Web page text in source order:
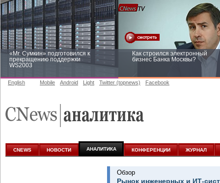
«Mr. Сумкин» подготовился к
прекращению поддержки
WS2003
Как строился электронный
бизнес Банка Москвы?
аналитике
English Mobile Android Light Twitter (topnews) Facebook
CNEWS НОВОСТИ АНАЛИТИКА КОНФЕРЕНЦИИ ЖУРНАЛ
Обзор
Рынок инженерных и ИТ-